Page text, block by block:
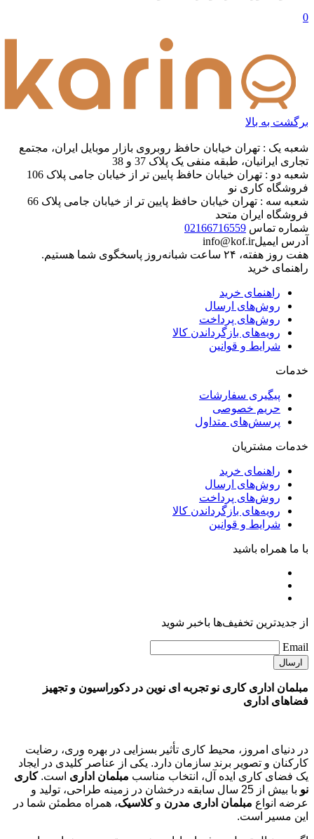
0
برگشت به بالا
شعبه یک : تهران خیابان حافظ روبروی بازار موبایل ایران، مجتمع
تجاری ایرانیان، طبقه منفی یک پلاک 37 و 38
شعبه دو : تهران خیابان حافظ پایین تر از خیابان جامی پلاک 106
فروشگاه کاری نو
شعبه سه : تهران خیابان حافظ پایین تر از خیابان جامی پلاک 66
فروشگاه ایران متحد
شماره تماس 02166716559
آدرس ایمیلinfo@kof.ir
هفت روز هفته، ۲۴ ساعت شبانه‌روز پاسخگوی شما هستیم.
راهنمای خرید
راهنمای خرید
روش‌های ارسال
روش‌های پرداخت
رویه‌های بازگرداندن کالا
شرایط و قوانین
خدمات
پیگیری سفارشات
حریم خصوصی
پرسش‌های متداول
خدمات مشتریان
راهنمای خرید
روش‌های ارسال
روش‌های پرداخت
رویه‌های بازگرداندن کالا
شرایط و قوانین
با ما همراه باشید
از جدیدترین تخفیف‌ها باخبر شوید
Email
مبلمان اداری کاری نو تجربه ای نوین در دکوراسیون و تجهیز
فضاهای اداری
در دنیای امروز، محیط کاری تأثیر بسزایی در بهره وری، رضایت
کارکنان و تصویر برند سازمان دارد. یکی از عناصر کلیدی در ایجاد
یک فضای کاری ایده آل، انتخاب مناسب مبلمان اداری است.کاری
نو
با بیش از 25 سال سابقه درخشان در زمینه طراحی، تولید و
عرضه انواع مبلمان اداری مدرن وکلاسیک، همراه مطمئن شما در
این مسیر است.